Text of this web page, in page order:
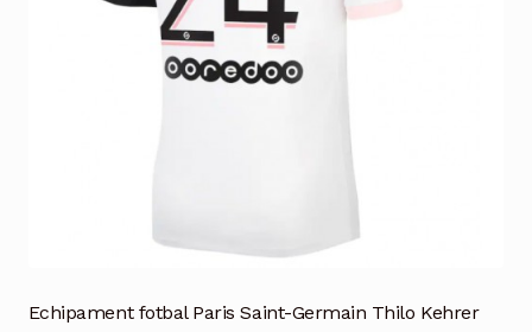
Echipament fotbal Paris Saint-Germain Thilo Kehrer